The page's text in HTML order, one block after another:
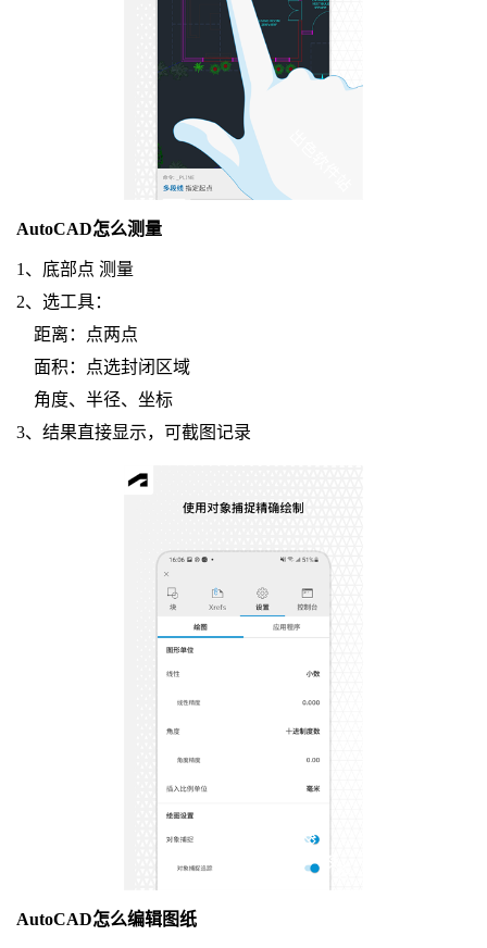
AutoCAD怎么测量
1、底部点 测量
2、选工具：
距离：点两点
面积：点选封闭区域
角度、半径、坐标
3、结果直接显示，可截图记录
AutoCAD怎么编辑图纸